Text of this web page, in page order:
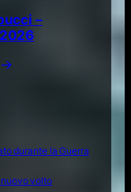
–
→
durante la Guerra
volto